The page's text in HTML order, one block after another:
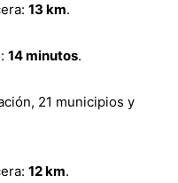
13 km.
14 minutos.
21 municipios y
12 km.